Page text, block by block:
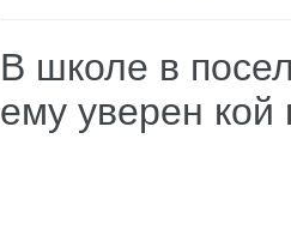
В школе в
ему уверен